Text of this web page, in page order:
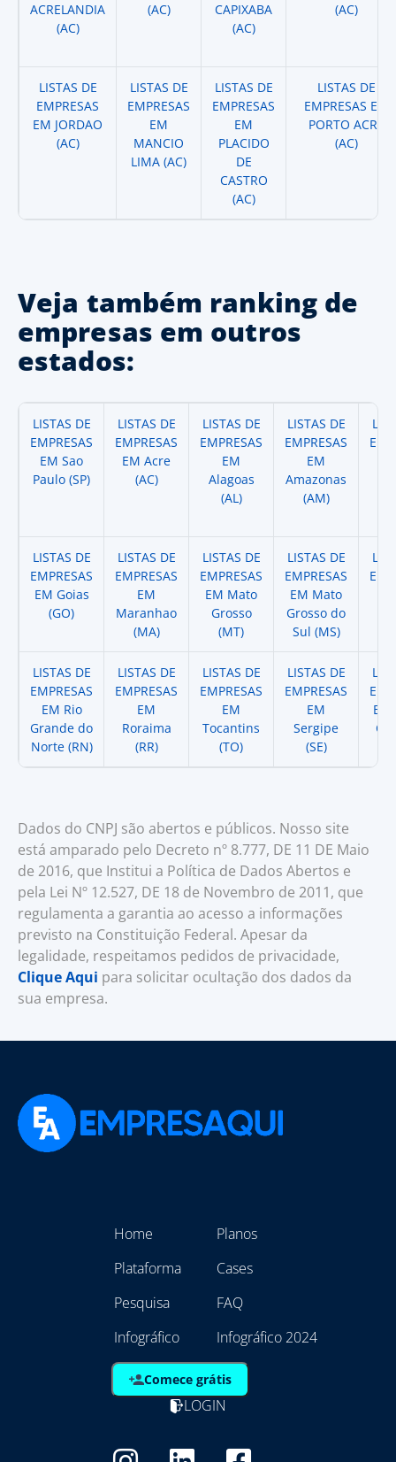
ACRELANDIA
(AC)
(AC)
CAPIXABA
(AC)
(AC)
LISTAS DE
EMPRESAS
EM JORDAO
(AC)
LISTAS DE
EMPRESAS
EM
MANCIO
LIMA (AC)
LISTAS DE
EMPRESAS
EM
PLACIDO
DE
CASTRO
(AC)
LISTAS DE
EMPRESAS EM
PORTO ACRE
(AC)
Veja também ranking de
empresas em outros
estados:
LISTAS DE
EMPRESAS
EM Sao
Paulo (SP)
LISTAS DE
EMPRESAS
EM Acre
(AC)
LISTAS DE
EMPRESAS
EM
Alagoas
(AL)
LISTAS DE
EMPRESAS
EM
Amazonas
(AM)
LISTAS DE
EMPRESAS
EM Goias
(GO)
LISTAS DE
EMPRESAS
EM
Maranhao
(MA)
LISTAS DE
EMPRESAS
EM Mato
Grosso
(MT)
LISTAS DE
EMPRESAS
EM Mato
Grosso do
Sul (MS)
LISTAS DE
EMPRESAS
EM Rio
Grande do
Norte (RN)
LISTAS DE
EMPRESAS
EM
Roraima
(RR)
LISTAS DE
EMPRESAS
EM
Tocantins
(TO)
LISTAS DE
EMPRESAS
EM
Sergipe
(SE)
EM
Dados do CNPJ são abertos e públicos. Nosso site
está amparado pelo Decreto nº 8.777, DE 11 DE Maio
de 2016, que Institui a Política de Dados Abertos e
pela Lei Nº 12.527, DE 18 de Novembro de 2011, que
regulamenta a garantia ao acesso a informações
previsto na Constituição Federal. Apesar da
legalidade, respeitamos pedidos de privacidade,
Clique Aqui para solicitar ocultação dos dados da
sua empresa.
Home
Plataforma
Pesquisa
Infográfico
Planos
Cases
FAQ
Infográfico 2024
Comece grátis
LOGIN